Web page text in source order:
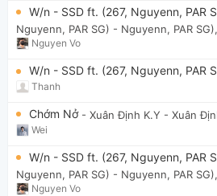
W/n - SSD ft. (267, Nguyenn, PAR
Nguyenn, PAR SG) - Nguyenn, PAR
Nguyen Vo
W/n - SSD ft. (267, Nguyenn, PAR
Thanh
Chớm Nở - Xuân Định K.Y - Xuân
Wei
W/n - SSD ft. (267, Nguyenn, PAR
Nguyenn, PAR SG) - Nguyenn, PAR
Nguyen Vo